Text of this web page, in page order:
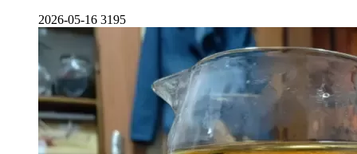
2026-05-16 3195